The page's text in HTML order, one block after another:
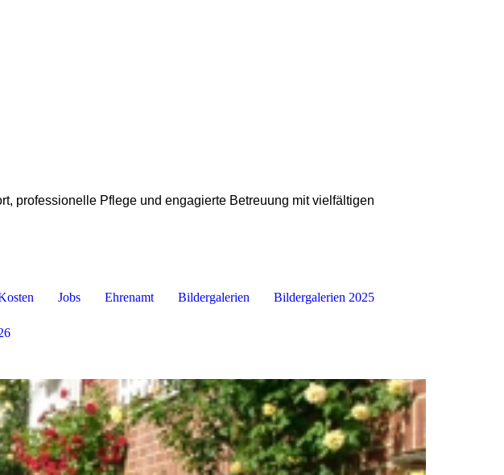
professionelle Pflege und engagierte Betreuung mit vielfältigen
Jobs Ehrenamt Bildergalerien Bildergalerien 2025